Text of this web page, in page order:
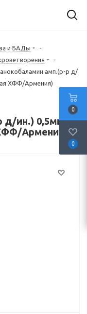
и БАДы
-
-
амп.(р-р д/
ХФФ/Армения)
д/ин.) 0,5мг/мл
Армения)
0
0